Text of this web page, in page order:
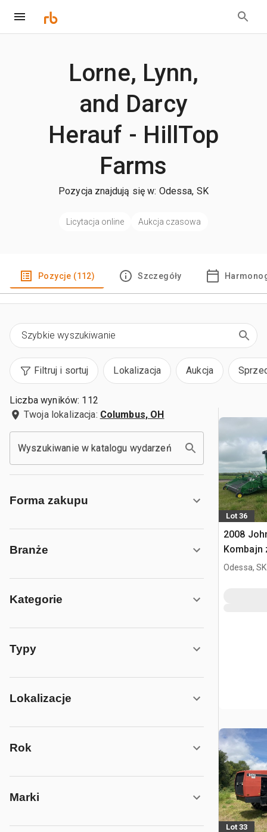
Lorne, Lynn,
and Darcy
Herauf - HillTop
Farms
Pozycja znajdują się w: Odessa, SK
Licytacja online Aukcja czasowa
Pozycje (112) Szczegóły
Filtruj i sortuj Lokalizacja Aukcja
Liczba wyników: 112
Twoja lokalizacja: Columbus, OH
Wyszukiwanie w katalogu wydarzeń
Forma zakupu
Branże
Kategorie
Typy
Lokalizacje
Rok
Marki
Lot 36
2008
Kombajn
Odessa,
Lot 33